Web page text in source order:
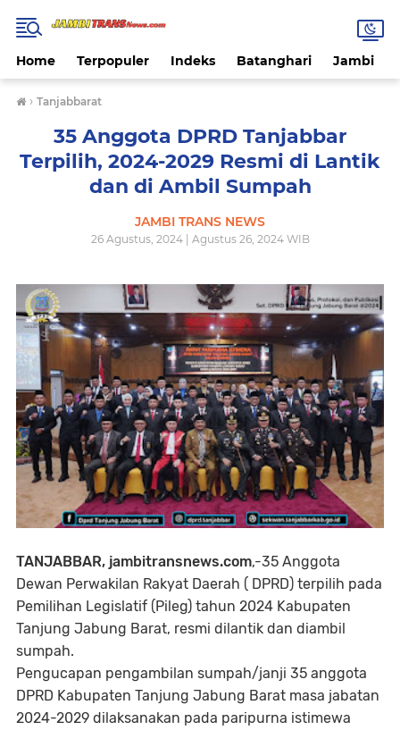
Home Terpopuler Indeks Batanghari Jambi
› Tanjabbarat
35 Anggota DPRD Tanjabbar
Terpilih, 2024-2029 Resmi di Lantik
dan di Ambil Sumpah
JAMBI TRANS NEWS
26 Agustus, 2024 | Agustus 26, 2024 WIB
TANJABBAR, jambitransnews.com,-35 Anggota
Dewan Perwakilan Rakyat Daerah ( DPRD) terpilih pada
Pemilihan Legislatif (Pileg) tahun 2024 Kabupaten
Tanjung Jabung Barat, resmi dilantik dan diambil
sumpah.
Pengucapan pengambilan sumpah/janji 35 anggota
DPRD Kabupaten Tanjung Jabung Barat masa jabatan
2024-2029 dilaksanakan pada paripurna istimewa